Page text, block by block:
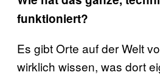
funktioniert?
Es gibt Orte auf der Welt
wirklich wissen, was dort